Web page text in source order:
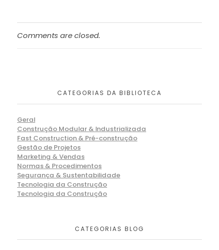
Comments are closed.
CATEGORIAS DA BIBLIOTECA
Geral
Construção Modular & Industrializada
Fast Construction & Pré-construção
Gestão de Projetos
Marketing & Vendas
Normas & Procedimentos
Segurança & Sustentabilidade
Tecnologia da Construção
Tecnologia da Construção
CATEGORIAS BLOG